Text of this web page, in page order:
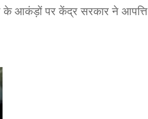
के आकंड़ों पर केंद्र सरकार ने आपत्ति